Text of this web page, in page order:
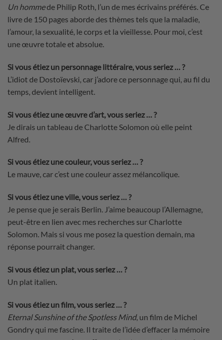
Un hommede Philip Roth, l’un de mes écrivains préférés. Ce
livre de 150 pages aborde des thèmes tels que la maladie,
l’amour, la sexualité, le corps et la vieillesse. Pour moi, c’est
une œuvre totale et absolue.
Si vous étiez un personnage littéraire, vous seriez … ?
L’idiot de Dostoïevski, car j’adore ce personnage qui, au fil du
temps, devient intelligent.
Si vous étiez une œuvre d’art, vous seriez … ?
Je dirais un tableau de Charlotte Solomon où elle peint
Alfred.
Si vous étiez une couleur, vous seriez … ?
Le mauve, car c’est une couleur assez mélancolique.
Si vous étiez une ville, vous seriez … ?
Je pense que je serais Berlin. J’aime beaucoup l’Allemagne,
peut-être en lien avec mes recherches sur Charlotte
Solomon. Mais si vous me posez la question demain, ma
réponse pourrait changer.
Si vous étiez un plat, vous seriez … ?
Un plat italien.
Si vous étiez un film, vous seriez … ?
Eternal Sunshine of the Spotless Mind, un film de Michel
Gondry qui me fascine. Il traite de l’idée d’effacer la mémoire